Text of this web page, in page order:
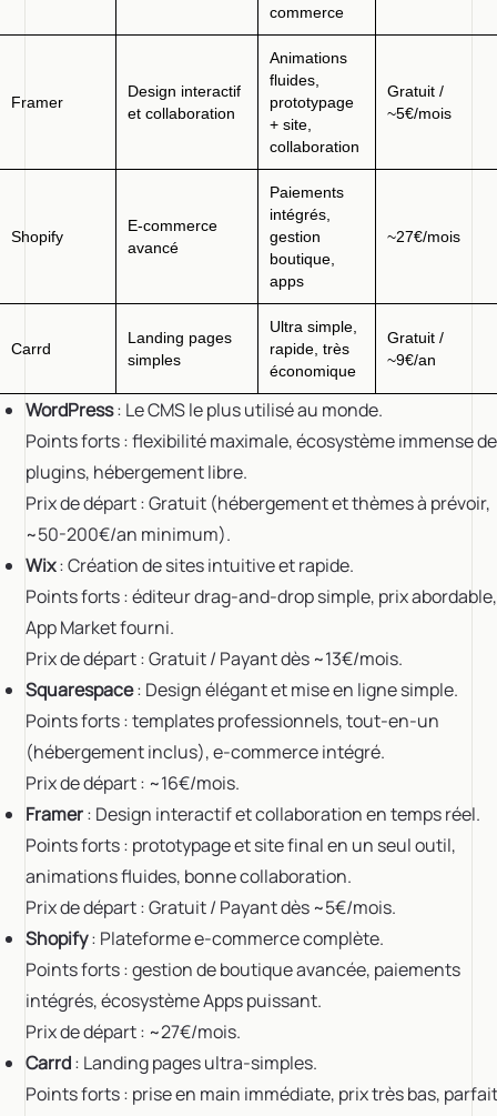
commerce
Framer
Design interactif
et collaboration
Animations
fluides,
prototypage
+ site,
collaboration
Gratuit /
~5€/mois
Shopify
E-commerce
avancé
Paiements
intégrés,
gestion
boutique,
apps
~27€/mois
Carrd
Landing pages
simples
Ultra simple,
rapide, très
économique
Gratuit /
~9€/an
WordPress: Le CMS le plus utilisé au monde.
Points forts : flexibilité maximale, écosystème immense de
plugins, hébergement libre.
Prix de départ : Gratuit (hébergement et thèmes à prévoir,
~50-200€/an minimum).
Wix: Création de sites intuitive et rapide.
Points forts : éditeur drag-and-drop simple, prix abordable,
App Market fourni.
Prix de départ : Gratuit / Payant dès ~13€/mois.
Squarespace: Design élégant et mise en ligne simple.
Points forts : templates professionnels, tout-en-un
(hébergement inclus), e-commerce intégré.
Prix de départ : ~16€/mois.
Framer: Design interactif et collaboration en temps réel.
Points forts : prototypage et site final en un seul outil,
animations fluides, bonne collaboration.
Prix de départ : Gratuit / Payant dès ~5€/mois.
Shopify: Plateforme e-commerce complète.
Points forts : gestion de boutique avancée, paiements
intégrés, écosystème Apps puissant.
Prix de départ : ~27€/mois.
Carrd: Landing pages ultra-simples.
Points forts : prise en main immédiate, prix très bas, parfait